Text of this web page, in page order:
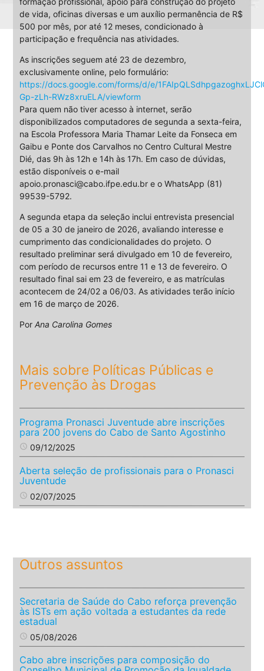
de vida, oficinas diversas e um auxílio permanência de R$
500 por mês, por até 12 meses, condicionado à
participação e frequência nas atividades.
As inscrições seguem até 23 de dezembro,
exclusivamente online, pelo formulário:
https://docs.google.com/forms/d/e/
Gp-zLh-RWz8xruELA/viewform
Para quem não tiver acesso à internet, serão
disponibilizados computadores de segunda a sexta-feira,
na Escola Professora Maria Thamar Leite da Fonseca em
Gaibu e Ponte dos Carvalhos no Centro Cultural Mestre
Dié, das 9h às 12h e 14h às 17h. Em caso de dúvidas,
estão disponíveis o e-mail
apoio.pronasci@cabo.ifpe.edu.br e o WhatsApp (81)
99539-5792.
A segunda etapa da seleção inclui entrevista presencial
de 05 a 30 de janeiro de 2026, avaliando interesse e
cumprimento das condicionalidades do projeto. O
resultado preliminar será divulgado em 10 de fevereiro,
com período de recursos entre 11 e 13 de fevereiro. O
resultado final sai em 23 de fevereiro, e as matrículas
acontecem de 24/02 a 06/03. As atividades terão início
em 16 de março de 2026.
Por Ana Carolina Gomes
Mais sobre Políticas Públicas e
Prevenção às Drogas
Programa Pronasci Juventude abre inscrições
para 200 jovens do Cabo de Santo Agostinho
access_time 09/12/2025
Aberta seleção de profissionais para o Pronasci
Juventude
access_time 02/07/2025
Outros assuntos
Secretaria de Saúde do Cabo reforça prevenção
às ISTs em ação voltada a estudantes da rede
estadual
access_time 05/08/2026
Cabo abre inscrições para composição do